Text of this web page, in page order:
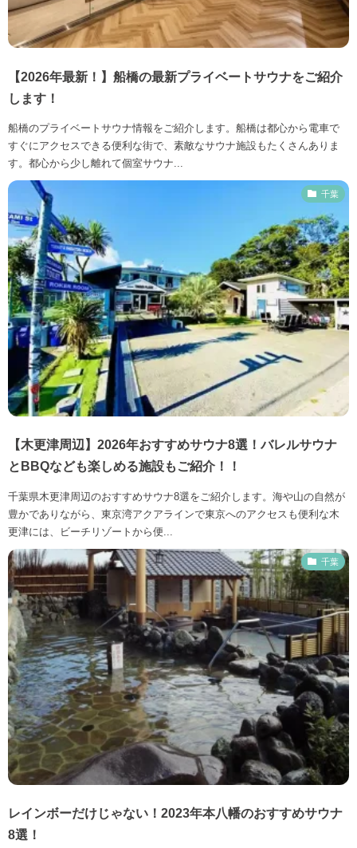
【2026年最新！】船橋の最新プライベートサウナをご紹介
します！
船橋のプライベートサウナ情報をご紹介します。船橋は都心から電車で
すぐにアクセスできる便利な街で、素敵なサウナ施設もたくさんありま
す。都心から少し離れて個室サウナ...
千葉
【木更津周辺】2026年おすすめサウナ8選！バレルサウナ
とBBQなども楽しめる施設もご紹介！！
千葉県木更津周辺のおすすめサウナ8選をご紹介します。海や山の自然が
豊かでありながら、東京湾アクアラインで東京へのアクセスも便利な木
更津には、ビーチリゾートから便...
千葉
レインボーだけじゃない！2023年本八幡のおすすめサウナ
8選！